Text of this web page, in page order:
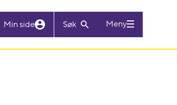
Min side Søk Meny